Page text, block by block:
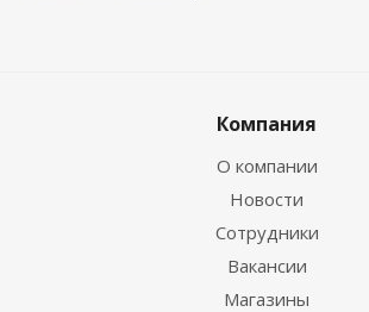
Компания
О компании
Новости
Сотрудники
Вакансии
Магазины